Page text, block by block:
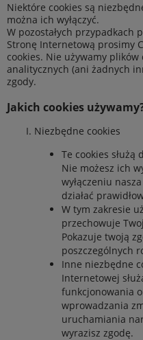
Niektóre cookies są
można ich wyłączyć.
W pozostałych przypadkach
Stronę Internetową prosimy
cookies. Nie używamy
analitycznych (ani żadnych
zgody.
Jakich cookies
Niezbędne cookies
Te cookies służą
Nie możesz ich
wyłączeniu
działać
W tym zakresie
przechowuje
Pokazuje twoją
poszczególnych
Inne niezbędne
Internetowej
funkcjonowania
wprowadzania
uruchamiania
wyrazisz zgodę.